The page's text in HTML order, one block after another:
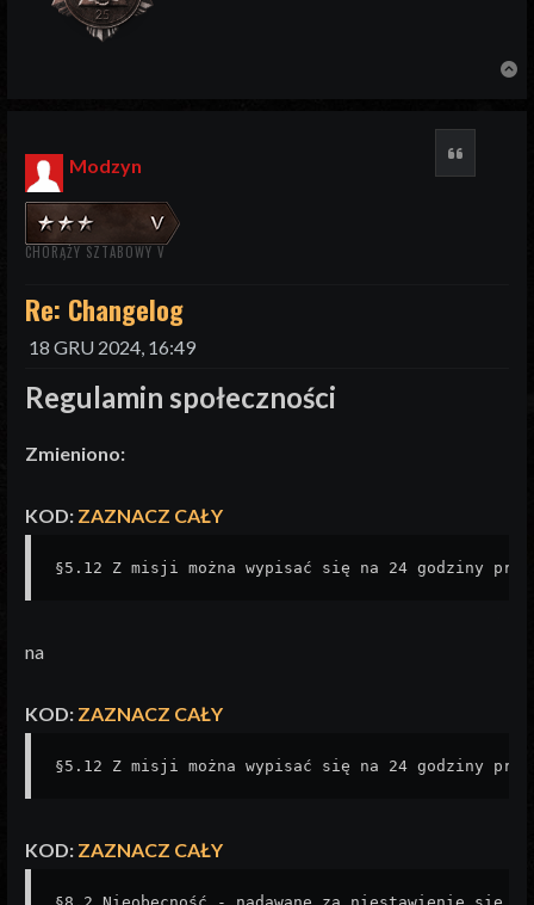
Modzyn
CHORĄŻY SZTABOWY V
Re: Changelog
18 GRU 2024, 16:49
Regulamin społeczności
Zmieniono:
KOD: ZAZNACZ CAŁY
§5.12 Z misji można wypisać się na 24 godziny
na
KOD: ZAZNACZ CAŁY
§5.12 Z misji można wypisać się na 24 godziny
KOD: ZAZNACZ CAŁY